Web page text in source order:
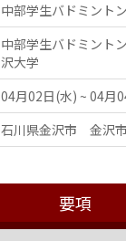
中部学生バドミント
中部学生バドミント
沢大学
04月02日(水) ~ 04月
石川県金沢市 金沢
要項